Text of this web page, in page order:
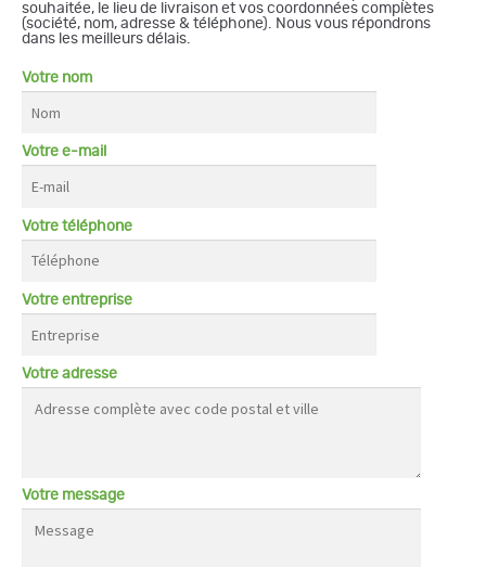
souhaitée, le lieu de livraison et vos coordonnées complètes
(société, nom, adresse & téléphone). Nous vous répondrons
dans les meilleurs délais.
Votre nom
Votre e-mail
Votre téléphone
Votre entreprise
Votre adresse
Votre message